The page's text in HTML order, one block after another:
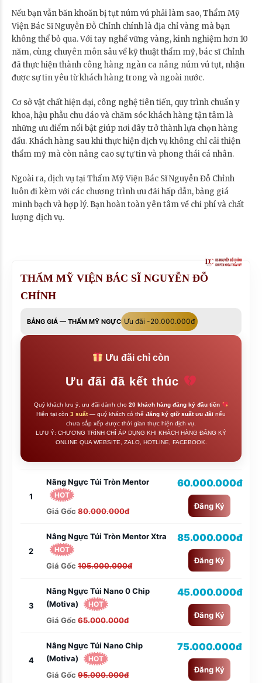
Nếu bạn vẫn băn khoăn bị tụt núm vú phải làm sao, Thẩm Mỹ
Viện Bác Sĩ Nguyễn Đỗ Chỉnh chính là địa chỉ vàng mà bạn
không thể bỏ qua. Với tay nghề vững vàng, kinh nghiệm hơn 10
năm, cùng chuyên môn sâu về kỹ thuật thẩm mỹ, bác sĩ Chỉnh
đã thực hiện thành công hàng ngàn ca nâng núm vú tụt, nhận
được sự tin yêu từ khách hàng trong và ngoài nước.
Cơ sở vật chất hiện đại, công nghệ tiên tiến, quy trình chuẩn y
khoa, hậu phẫu chu đáo và chăm sóc khách hàng tận tâm là
những ưu điểm nổi bật giúp nơi đây trở thành lựa chọn hàng
đầu. Khách hàng sau khi thực hiện dịch vụ không chỉ cải thiện
thẩm mỹ mà còn nâng cao sự tự tin và phong thái cá nhân.
Ngoài ra, dịch vụ tại Thẩm Mỹ Viện Bác Sĩ Nguyễn Đỗ Chỉnh
luôn đi kèm với các chương trình ưu đãi hấp dẫn, bảng giá
minh bạch và hợp lý. Bạn hoàn toàn yên tâm về chi phí và chất
lượng dịch vụ.
THẨM MỸ VIỆN BÁC SĨ NGUYỄN ĐỖ
CHỈNH
BẢNG GIÁ — THẨM MỸ NGỰC Ưu đãi -20.000.000đ
Ưu đãi chỉ còn
Ưu đãi đã kết thúc
Quý khách lưu ý, ưu đãi dành cho 20 khách hàng đăng ký đầu tiên
Hiện tại còn 3 suất— quý khách có thể đăng ký giữ suất ưu đãi nếu
chưa sắp xếp được thời gian thực hiện dịch vụ.
LƯU Ý: CHƯƠNG TRÌNH CHỈ ÁP DỤNG KHI KHÁCH HÀNG ĐĂNG KÝ
ONLINE QUA WEBSITE, ZALO, HOTLINE, FACEBOOK.
1
Nâng Ngực Túi Tròn Mentor
HOT
Giá Gốc 80.000.000đ
60.000.000đ
Đăng Ký
2
Nâng Ngực Túi Tròn Mentor Xtra
HOT
Giá Gốc 105.000.000đ
85.000.000đ
Đăng Ký
3
Nâng Ngực Túi Nano 0 Chip
(Motiva)
HOT
Giá Gốc 65.000.000đ
45.000.000đ
Đăng Ký
4
Nâng Ngực Túi Nano Chip
(Motiva)
HOT
Giá Gốc 95.000.000đ
75.000.000đ
Đăng Ký